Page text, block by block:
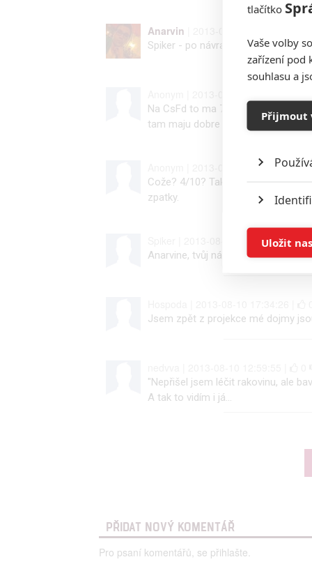
Anarvin
Spiker - po návratu ze zahraničí
Na CsFd to ma 77% je videt kolko
tam maju dobre filmy tak low
Anonym | 2013-08-11 11:47:47 |
Cože? 4/10? Tak to nechapu ja
zpatky.
Spiker | 2013-08-10 20:07:08 | 0
Anarvine, tvůj názor na film?
Jsem zpět z projekce mé dojmy
"Nepřišel jsem léčit rakovinu, ale
A tak to vidím i já...
PŘIDAT NOVÝ KOMENTÁŘ
Pro psaní komentářů, se přihlašte.
tlačítko
Vaše volby
zařízení pod
souhlasu a
Přijmout
služeb
možnost:
Uložit